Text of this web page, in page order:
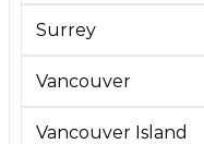
Surrey
Vancouver
Vancouver Island